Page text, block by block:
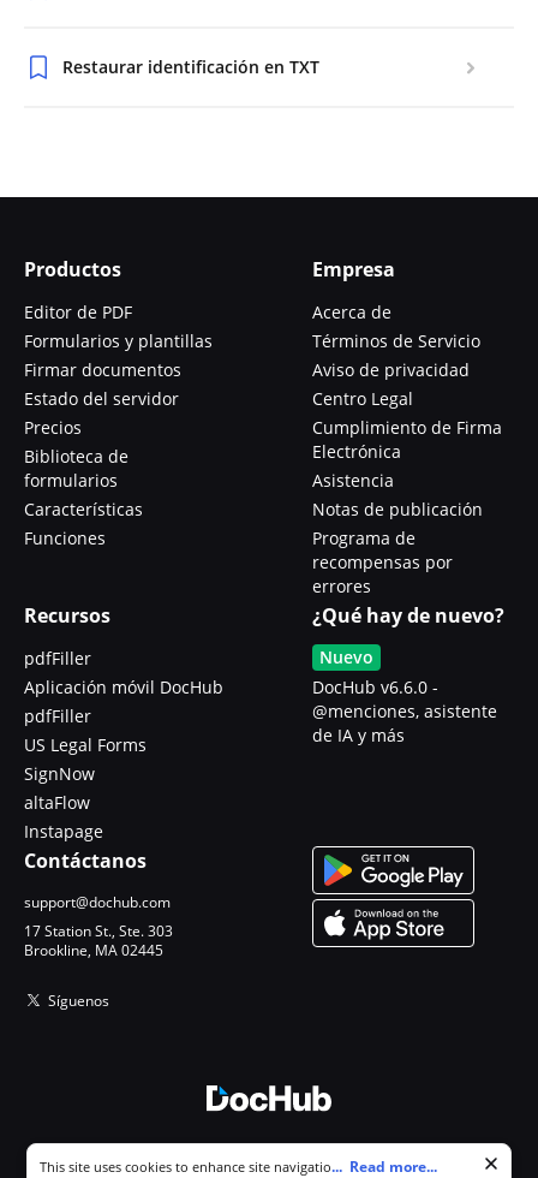
Restaurar identificación en TXT
Productos
Editor de PDF
Formularios y plantillas
Firmar documentos
Estado del servidor
Precios
Biblioteca de
formularios
Características
Funciones
Empresa
Acerca de
Términos de Servicio
Aviso de privacidad
Centro Legal
Cumplimiento de Firma
Electrónica
Asistencia
Notas de publicación
Programa de
recompensas por
errores
Recursos
pdfFiller
Aplicación móvil DocHub
pdfFiller
US Legal Forms
SignNow
altaFlow
Instapage
¿Qué hay de nuevo?
Nuevo
DocHub v6.6.0 -
@menciones, asistente
de IA y más
Contáctanos
support@dochub.com
17 Station St., Ste. 303
Brookline, MA 02445
Síguenos
Cookie consent notice
This site uses cookies to enhance site navigation and personalize
... Read more...